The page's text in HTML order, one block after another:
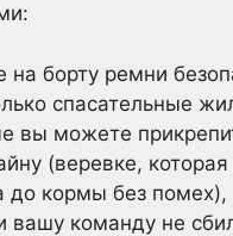
на борту ремни
спасательные
вы можете
(веревке, которая
до кормы без помех),
вашу команду не